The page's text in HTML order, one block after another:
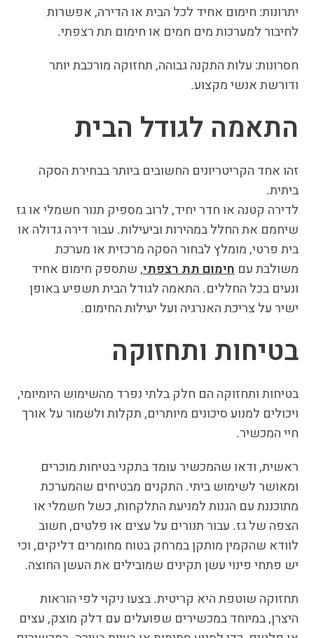
יתרונות: חימום אחיד לכל הבית או הדירה, אפשרות
לחיבור למערכות מים חמים או חימום תת רצפתי.
חסרונות: עלות התקנה גבוהה, תחזוקה מורכבת יותר
ודורשת אנשי מקצוע.
התאמה לגודל הבית
זהו אחד הקריטריונים החשובים ביותר בבחירת הסקה
ביתית.
לדירה קטנה או חדר יחיד, לרוב מספיק תנור חשמלי או גז
שיחמם את החלל במהירות וביעילות. עבור דירה גדולה או
בית פרטי, מומלץ לבחור הסקה מרכזית או מערכת
משולבת עםחימום תת רצפתי, שתספק חימום אחיד
ונעים בכל החללים. התאמה לגודל הבית תשפיע באופן
ישיר על צריכת האנרגיה ועל יעילות החימום.
בטיחות ותחזוקה
בטיחות ותחזוקה הם חלק בלתי נפרד מהשימוש היומיומי,
ויכולים למנוע סיכונים מיותרים, תקלות ולשמור על אורך
חיי המכשיר.
ראשית, ודאו שהמכשיר עומד בתקני בטיחות מוכרים
ומאושר לשימוש ביתי. התקנים מבטיחים שהמערכת
מתוכננת עם הגנות למניעת התלקחות, כשל חשמלי או
הצפה של גז. עבור תנורים על עצים או פלטים, חשוב
לוודא שהקמין מותקן במרחק בטוח מחומרים דליקים, וכי
יש פתחי פינוי עשן תקינים שמובילים את העשן החוצה.
תחזוקה שוטפת היא קריטית. בצעו ניקוי לפי הוראות
היצרן, במיוחד במכשירים שפועלים עם דלק מוצק, עצים